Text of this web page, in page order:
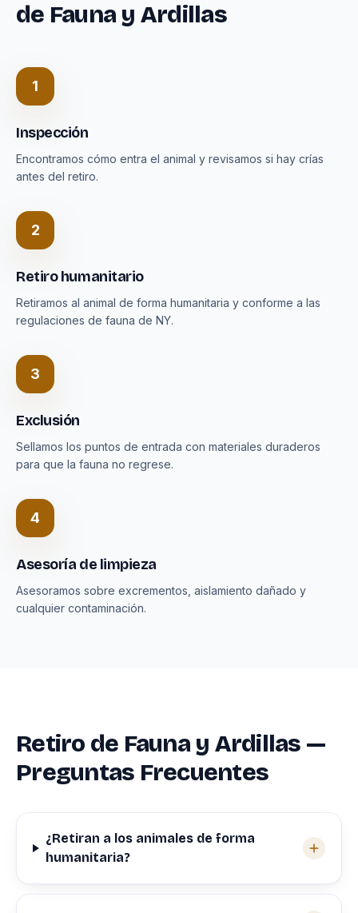
de Fauna y Ardillas
1
Inspección
Encontramos cómo entra el animal y revisamos si hay crías
antes del retiro.
2
Retiro humanitario
Retiramos al animal de forma humanitaria y conforme a las
regulaciones de fauna de NY.
3
Exclusión
Sellamos los puntos de entrada con materiales duraderos
para que la fauna no regrese.
4
Asesoría de limpieza
Asesoramos sobre excrementos, aislamiento dañado y
cualquier contaminación.
Retiro de Fauna y Ardillas —
Preguntas Frecuentes
¿Retiran a los animales de forma
humanitaria?